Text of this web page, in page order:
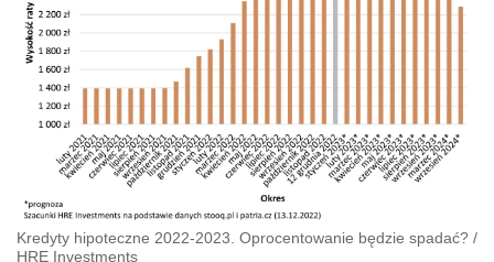
Kredyty hipoteczne 2022-2023. Oprocentowanie będzie spadać? /
HRE Investments